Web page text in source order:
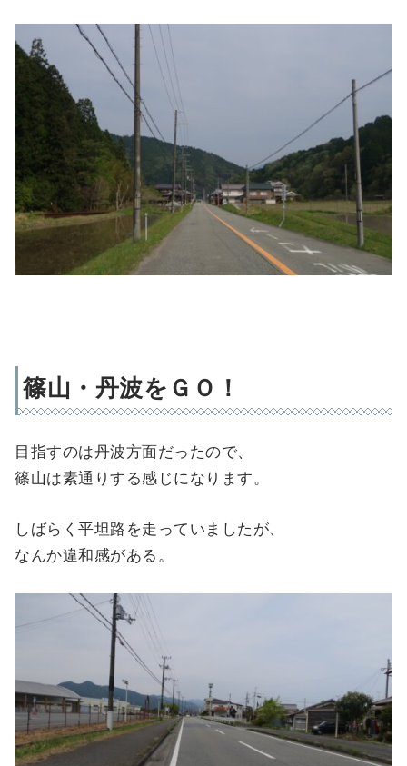
篠山・丹波をＧＯ！
目指すのは丹波方面だったので、
篠山は素通りする感じになります。
しばらく平坦路を走っていましたが、
なんか違和感がある。